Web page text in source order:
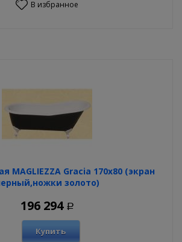
В избранное
MAGLIEZZA Gracia 170х80 (экран
золото)
196 294 Р
Купить